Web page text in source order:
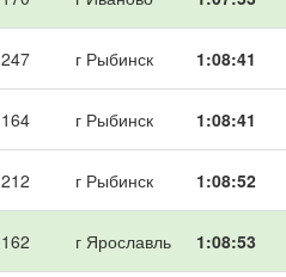
247 г Рыбинск 1:08:41
164 г Рыбинск 1:08:41
212 г Рыбинск 1:08:52
162 г Ярославль 1:08:53